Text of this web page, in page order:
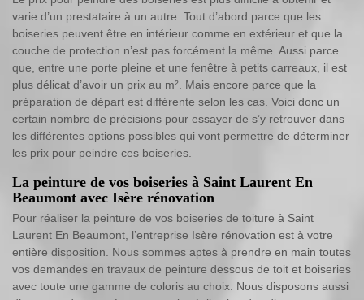
varie d’un prestataire à un autre. Tout d’abord parce que les
boiseries peuvent être en intérieur comme en extérieur et que la
couche de protection n’est pas forcément la même. Aussi parce
que, entre une porte pleine et une fenêtre à petits carreaux, il est
plus délicat d’avoir un prix au m². Mais encore parce que la
préparation de départ est différente selon les cas. Voici donc un
certain nombre de précisions pour essayer de s’y retrouver dans
les différentes options possibles qui vont permettre de déterminer
les prix pour peindre ces boiseries.
La peinture de vos boiseries à Saint Laurent En
Beaumont avec Isère rénovation
Pour réaliser la peinture de vos boiseries de toiture à Saint
Laurent En Beaumont, l’entreprise Isère rénovation est à votre
entière disposition. Nous sommes aptes à prendre en main toutes
vos demandes en travaux de peinture dessous de toit et boiseries
avec toute une gamme de coloris au choix. Nous disposons aussi